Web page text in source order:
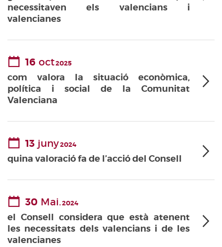
necessitaven els valencians i
valencianes
16 oct2025
com valora la situació econòmica,
política i social de la Comunitat
Valenciana
13 juny2024
quina valoració fa de l’acció del Consell
30 Mai.2024
el Consell considera que està atenent
les necessitats dels valencians i de les
valencianes